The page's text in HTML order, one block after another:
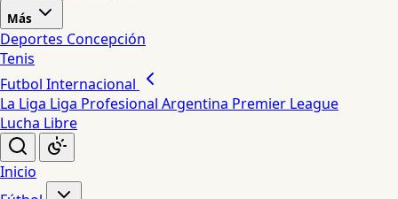
Más
Deportes Concepción
Tenis
Futbol Internacional
La Liga Liga Profesional Argentina Premier League
Lucha Libre
Inicio